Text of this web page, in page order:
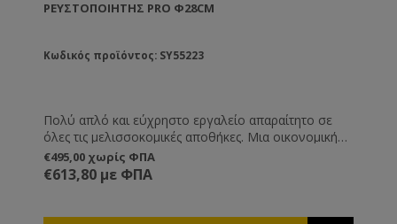
ΡΕΥΣΤΟΠΟΙΗΤΉΣ PRO Φ28CM
Κωδικός προϊόντος: SY55223
Πολύ απλό και εύχρηστο εργαλείο απαραίτητο σε
όλες τις μελισσοκομικές αποθήκες. Μια οικονομική
λύση η οποία σας βγάζει εύκολα από τη δύσκολη
θέση της κρυστάλλωσης του μελιού μέσα στα δοχεία
αποθήκευσης.
€495,00 χωρίς ΦΠΑ
€613,80 με ΦΠΑ